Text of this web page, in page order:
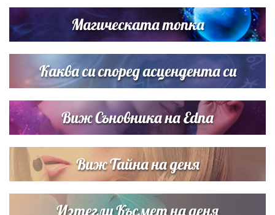
Братя Аргирови я изненадаха с песен
Списъкът е ясен: Джей Ло и Риана във ВИП гостите на
сватбата на Роналдо
Магическата топка
Каква си според асцендента си
Виж Съновника на Edna
Виж Тайна на деня
Изтегли Късмет на деня